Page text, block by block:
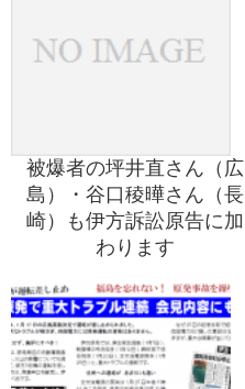
被爆者の坪井直さん（広
島）・谷口稜曄さん（長
崎）も伊方訴訟原告に加
わります